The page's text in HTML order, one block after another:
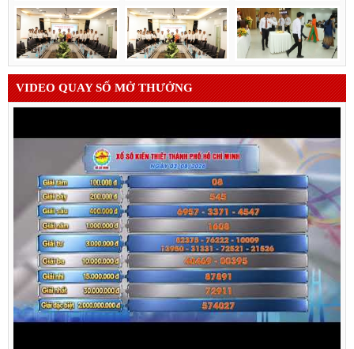
VIDEO QUAY SỐ MỞ THƯỞNG